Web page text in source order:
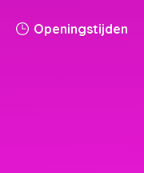
Openingstijden